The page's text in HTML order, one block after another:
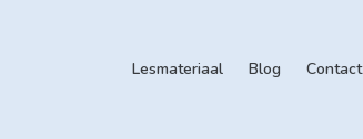
Lesmateriaal Blog Contact